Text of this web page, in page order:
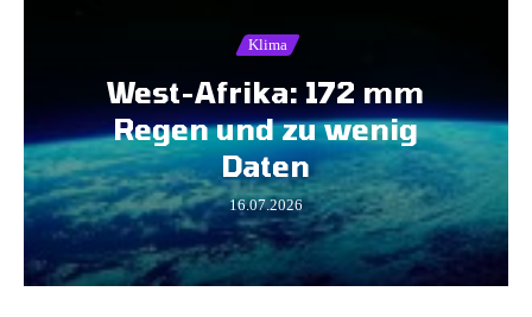
Klima
West-Afrika: 172 mm
Regen und zu wenig
Daten
16.07.2026